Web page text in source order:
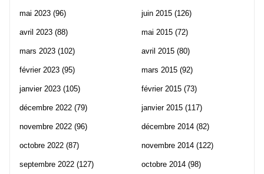
mai 2023 (96)
avril 2023 (88)
mars 2023 (102)
février 2023 (95)
janvier 2023 (105)
décembre 2022 (79)
novembre 2022 (96)
octobre 2022 (87)
septembre 2022 (127)
juin 2015 (126)
mai 2015 (72)
avril 2015 (80)
mars 2015 (92)
février 2015 (73)
janvier 2015 (117)
décembre 2014 (82)
novembre 2014 (122)
octobre 2014 (98)